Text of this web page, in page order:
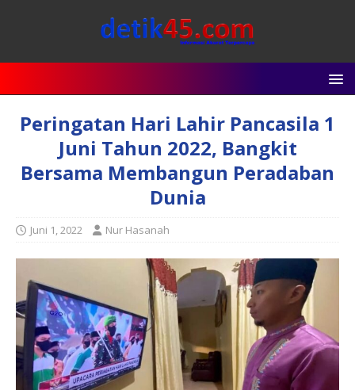
Peringatan Hari Lahir Pancasila 1
Juni Tahun 2022, Bangkit
Bersama Membangun Peradaban
Dunia
Juni 1, 2022 Nur Hasanah